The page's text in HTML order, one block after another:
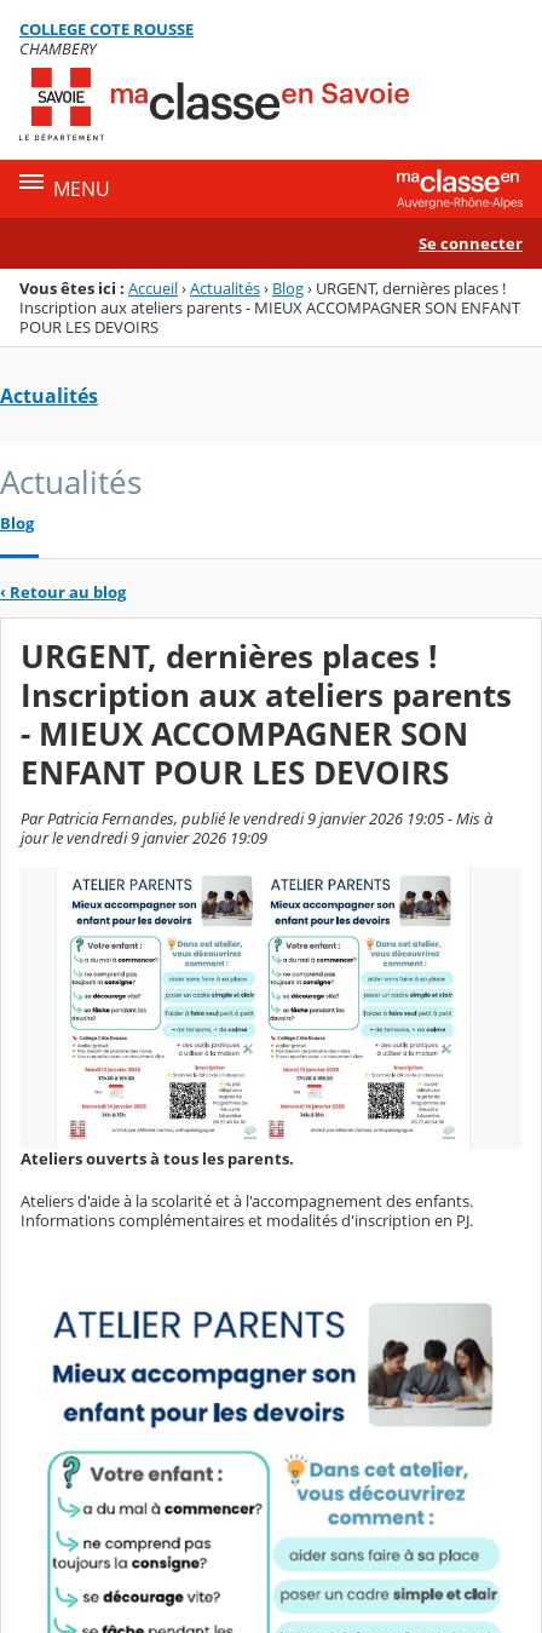
Menu de la rubrique
Contenu
COLLEGE COTE ROUSSE
CHAMBERY
MENU
Se connecter
Vous êtes ici : Accueil›Actualités› Blog› URGENT, dernières places !
Inscription aux ateliers parents - MIEUX ACCOMPAGNER SON ENFANT
POUR LES DEVOIRS
Actualités
Actualités
Blog
‹ Retour au blog
URGENT, dernières places !
Inscription aux ateliers parents
- MIEUX ACCOMPAGNER SON
ENFANT POUR LES DEVOIRS
Par Patricia Fernandes, publié le vendredi 9 janvier 2026 19:05 - Mis à
jour le vendredi 9 janvier 2026 19:09
Ateliers ouverts à tous les parents.
Ateliers d'aide à la scolarité et à l'accompagnement des enfants.
Informations complémentaires et modalités d'inscription en PJ.